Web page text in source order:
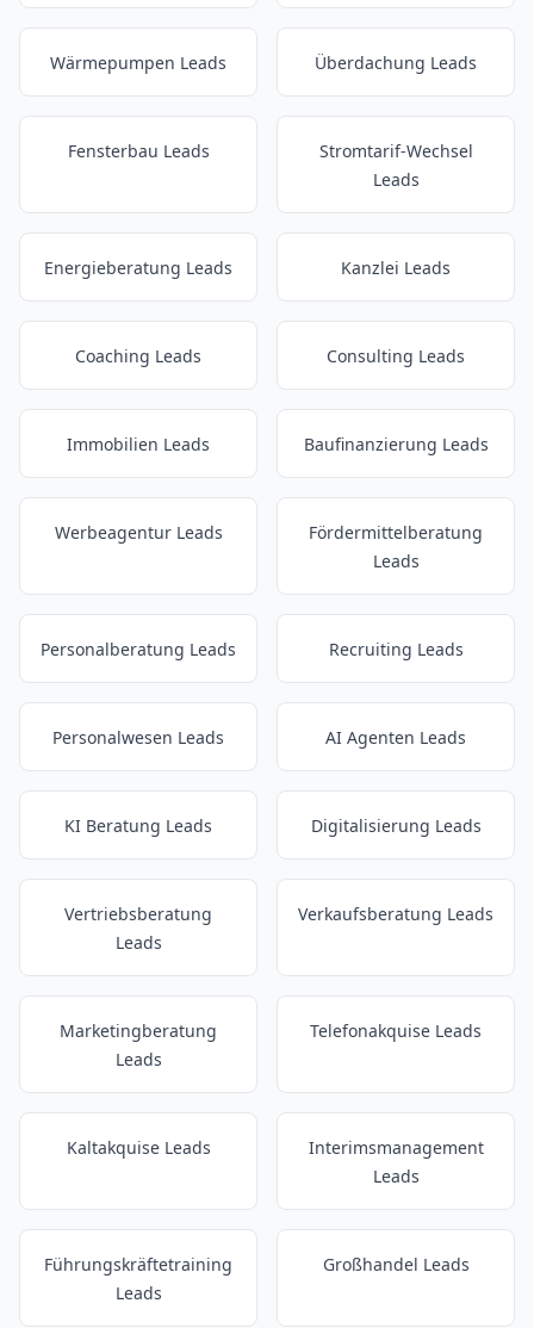
Wärmepumpen Leads Überdachung Leads
Fensterbau Leads
Stromtarif-Wechsel
Leads
Energieberatung Leads Kanzlei Leads
Coaching Leads Consulting Leads
Immobilien Leads Baufinanzierung Leads
Werbeagentur Leads
Fördermittelberatung
Leads
Personalberatung Leads Recruiting Leads
Personalwesen Leads AI Agenten Leads
KI Beratung Leads Digitalisierung Leads
Vertriebsberatung
Leads
Verkaufsberatung Leads
Marketingberatung
Leads
Telefonakquise Leads
Kaltakquise Leads
Interimsmanagement
Leads
Führungskräftetraining
Leads
Großhandel Leads